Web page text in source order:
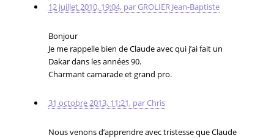
12 juillet 2010, 19:04, parGROLIER Jean-Baptiste
Bonjour
Je me rappelle bien de Claude avec qui j’ai fait un
Dakar dans les années 90.
Charmant camarade et grand pro.
31 octobre 2013, 11:21, parChris
Nous venons d’apprendre avec tristesse que Claude